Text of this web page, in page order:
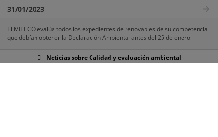
31/01/2023
El MITECO evalúa todos los expedientes de renovables de su competencia
que debían obtener la Declaración Ambiental antes del 25 de enero
Noticias sobre Calidad y evaluación ambiental